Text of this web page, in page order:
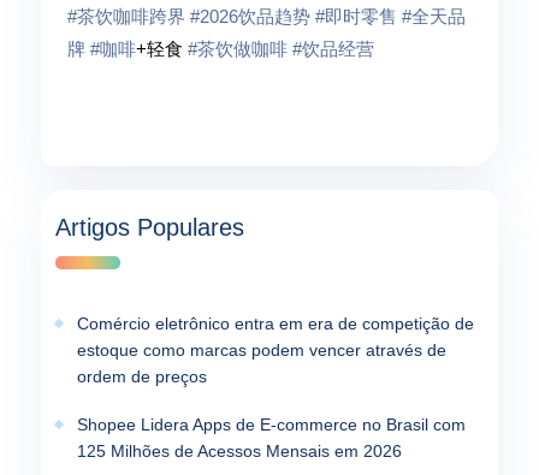
#茶饮咖啡跨界 #2026饮品趋势 #即时零售 #全天品
牌 #咖啡+轻食 #茶饮做咖啡 #饮品经营
Artigos Populares
Comércio eletrônico entra em era de competição de
estoque como marcas podem vencer através de
ordem de preços
Shopee Lidera Apps de E-commerce no Brasil com
125 Milhões de Acessos Mensais em 2026